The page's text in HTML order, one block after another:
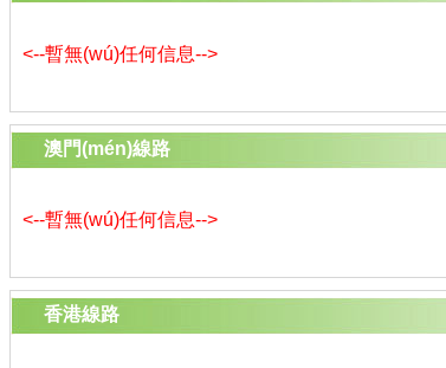
<--暫無(wú)任何信息-->
澳門(mén)線路
<--暫無(wú)任何信息-->
香港線路